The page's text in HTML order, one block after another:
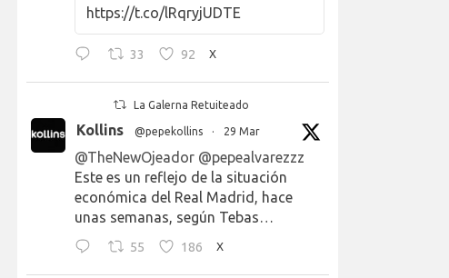
https://t.co/lRqryjUDTE
33 92 X
La Galerna Retuiteado
Kollins @pepekollins · 29 Mar
@TheNewOjeador @pepealvarezzz
Este es un reflejo de la situación
económica del Real Madrid, hace
unas semanas, según Tebas…
55 186 X